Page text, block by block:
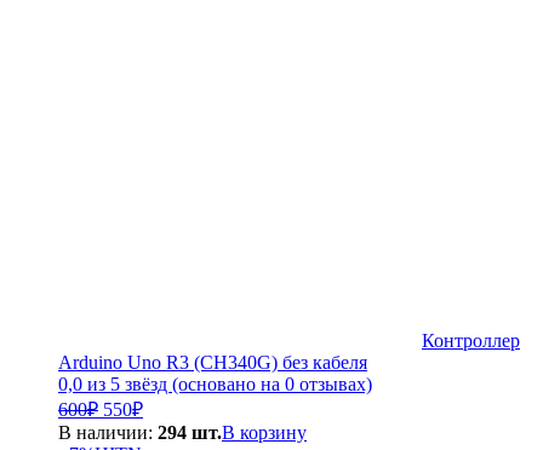
Контроллер
Arduino Uno R3 (CH340G) без кабеля
0,0 из 5 звёзд (основано на 0 отзывах)
600₽ Первоначальная
цена
550₽Текущая
цена:
В наличии: 294 шт.В корзину